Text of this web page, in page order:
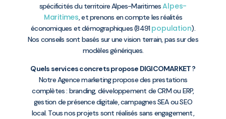
spécificités du territoire Alpes-MaritimesAlpes-
Maritimes, et prenons en compte les réalités
économiques et démographiques (8491population).
Nos conseils sont basés sur une vision terrain, pas sur des
modèles génériques.
Quels services concrets propose DIGICOMARKET ?
Notre Agence marketing propose des prestations
complètes : branding, développement de CRM ou ERP,
gestion de présence digitale, campagnes SEA ou SEO
local. Tous nos projets sont réalisés sans engagement,